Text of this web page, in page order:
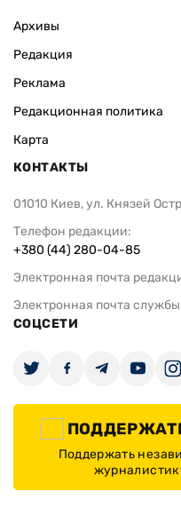
Архивы
Редакция
Реклама
Редакционная политика
Карта
КОНТАКТЫ
01010 Киев, ул. Князей
Телефон редакции:
+380 (44) 280-04-85
Электронная почта
Электронная почта
СОЦСЕТИ
Поддержать